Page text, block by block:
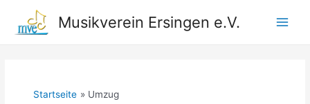
springen
Musikverein Ersingen e.V.
Startseite Umzug